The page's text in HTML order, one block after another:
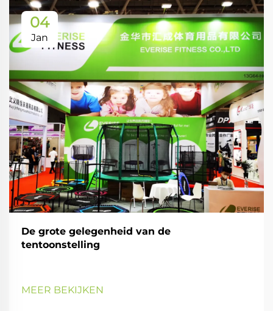
04
Jan
De grote gelegenheid van de
tentoonstelling
MEER BEKIJKEN